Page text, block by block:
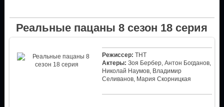
Реальные пацаны 8 сезон 18 серия
Режиссер: ТНТ
Актеры: Зоя Бербер, Антон Богданов,
Николай Наумов, Владимир
Селиванов, Мария Скорницкая